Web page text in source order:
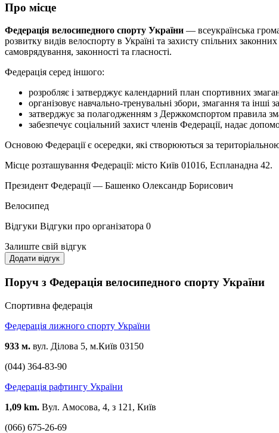
Про місце
Федерація велосипедного спорту України — всеукраїнська
розвитку видів велоспорту в Україні та захисту спільних законних
самоврядування, законності та гласності.
Федерація серед іншого:
розробляє і затверджує календарний план спортивних
організовує навчально-тренувальні збори, змагання та інші
затверджує за полагодженням з Держкомспортом правила
забезпечує соціальний захист членів Федерації, надає
Основою Федерації є осередки, які створюються за
Місце розташування Федерації: місто Київ 01016, Еспланадна 42.
Президент Федерації — Башенко Олександр Борисович
Велосипед
Відгуки Відгуки про організатора 0
Залиште свій відгук
Додати відгук
Поруч з Федерація велосипедного спорту України
Спортивна федерація
Федерація лижного спорту України
933 м. вул. Ділова 5, м.Київ 03150
(044) 364-83-90
Федерація рафтингу України
1,09 km. Вул. Амосова, 4, з 121, Київ
(066) 675-26-69